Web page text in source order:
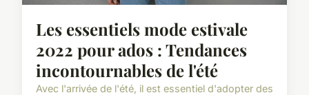
Les essentiels mode estivale
2022 pour ados : Tendances
incontournables de l'été
Avec l'arrivée de l'été, il est essentiel d'adopter des